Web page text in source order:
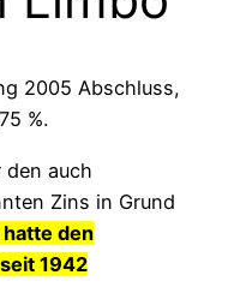
2005 Abschluss,
%.
den auch
Zins in Grund
hatte den
1942